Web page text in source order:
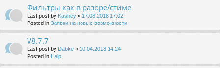
Фильтры как в разоре/стиме
Last post by Kashey « 17.08.2018 17:02
Posted in Заявки на новые возможности
V8.7.7
Last post by Dabke « 20.04.2018 14:24
Posted in Help